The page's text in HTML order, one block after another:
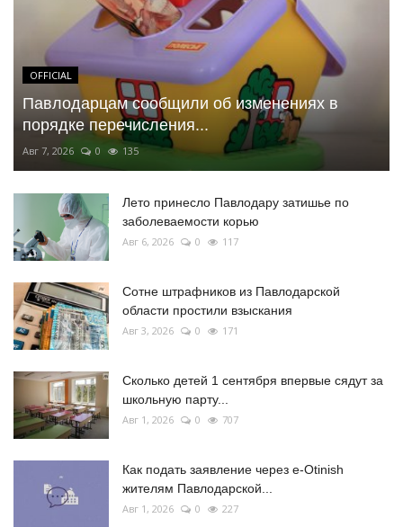
OFFICIAL
Павлодарцам сообщили об изменениях в
порядке перечисления...
Авг 7, 2026 0 135
Лето принесло Павлодару затишье по
заболеваемости корью
Авг 6, 2026 0 117
Сотне штрафников из Павлодарской
области простили взыскания
Авг 3, 2026 0 171
Сколько детей 1 сентября впервые сядут за
школьную парту...
Авг 1, 2026 0 707
Как подать заявление через e-Otinish
жителям Павлодарской...
Авг 1, 2026 0 227